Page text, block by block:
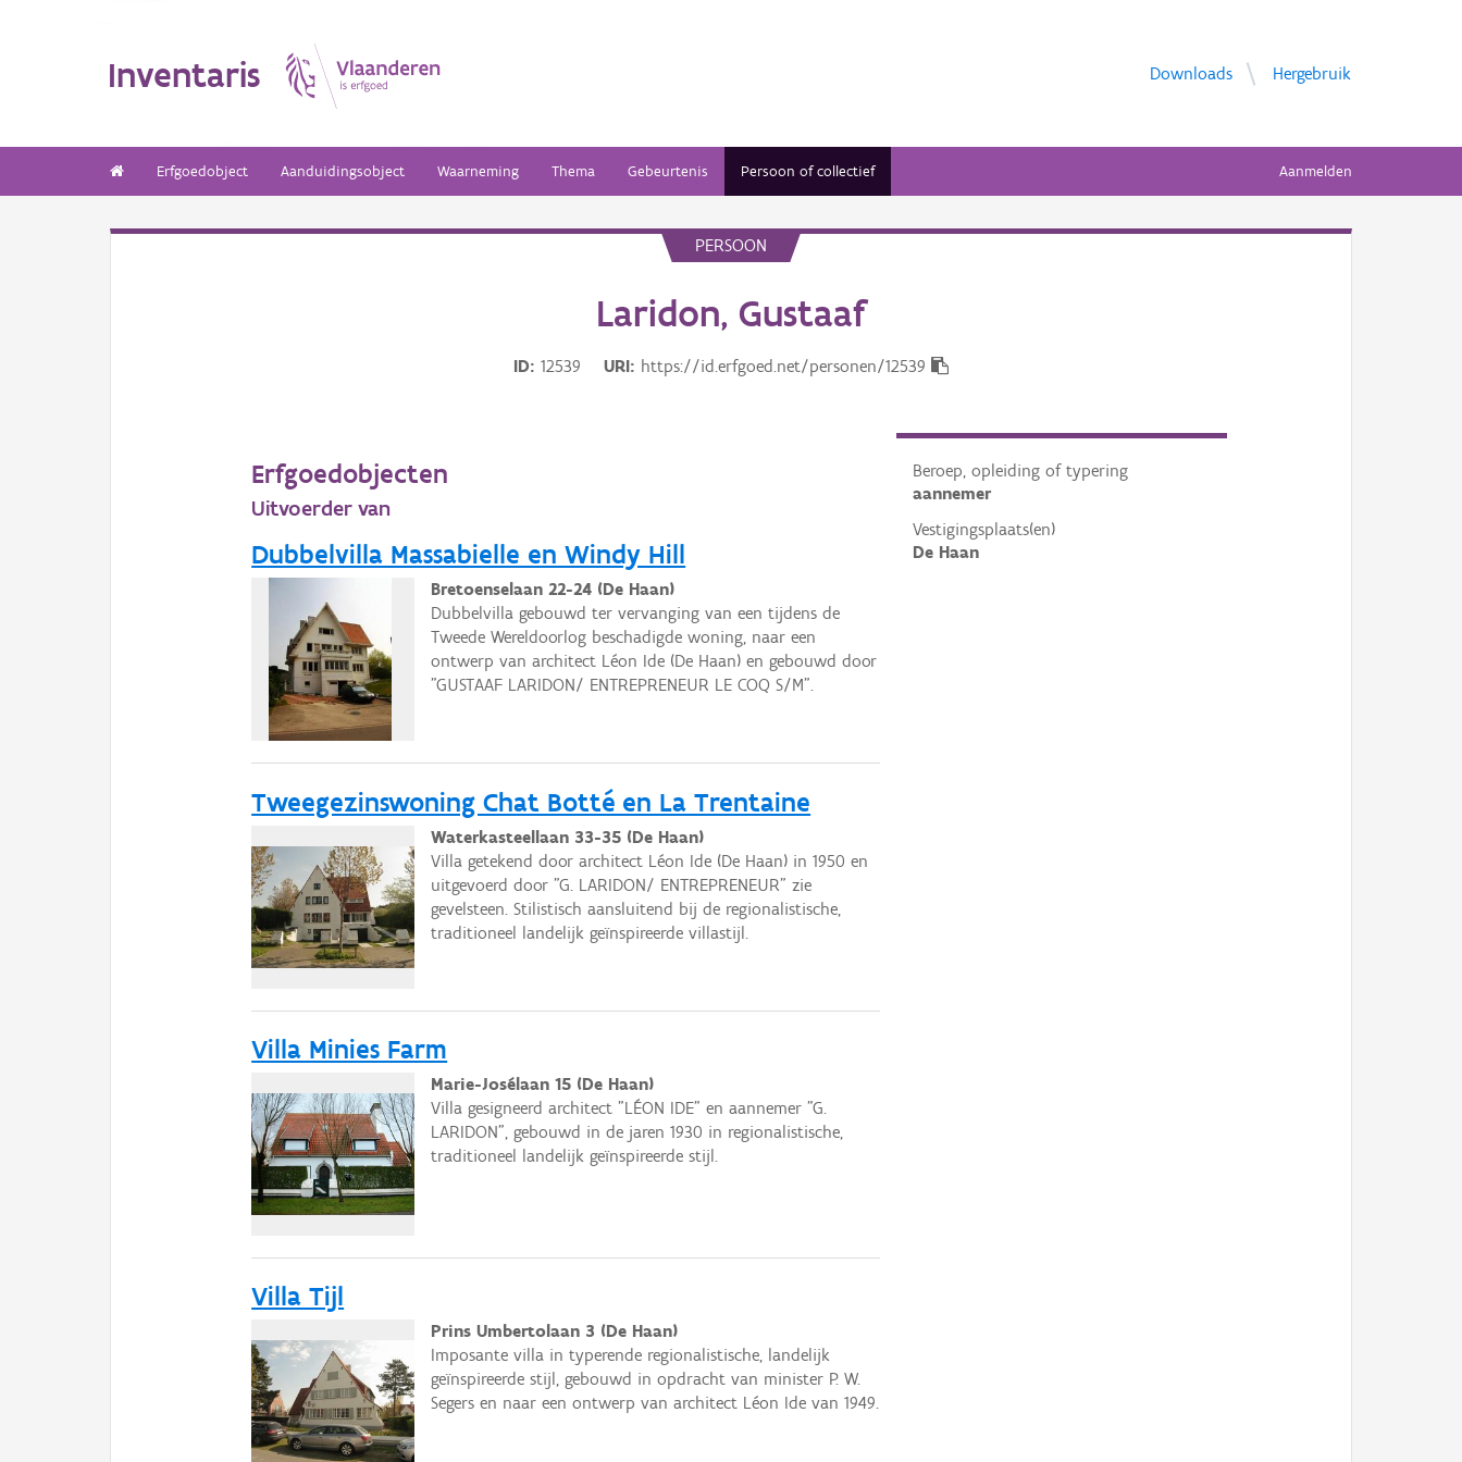
Inventaris Downloads Hergebruik
Erfgoedobject Aanduidingsobject Waarneming Thema Gebeurtenis Persoon of collectief Aanmelden
PERSOON
Laridon, Gustaaf
ID 12539 URI https://id.erfgoed.net/personen/12539
Beroep, opleiding of typering
aannemer
Vestigingsplaats(en)
De Haan
Erfgoedobjecten
Uitvoerder van
Dubbelvilla Massabielle en Windy Hill
Bretoenselaan 22-24 (De Haan)
Dubbelvilla gebouwd ter vervanging van een tijdens de
Tweede Wereldoorlog beschadigde woning, naar een
ontwerp van architect Léon Ide (De Haan) en gebouwd door
"GUSTAAF LARIDON/ ENTREPRENEUR LE COQ S/M".
Tweegezinswoning Chat Botté en La Trentaine
Waterkasteellaan 33-35 (De Haan)
Villa getekend door architect Léon Ide (De Haan) in 1950 en
uitgevoerd door "G. LARIDON/ ENTREPRENEUR" zie
gevelsteen. Stilistisch aansluitend bij de regionalistische,
traditioneel landelijk geïnspireerde villastijl.
Villa Minies Farm
Marie-Josélaan 15 (De Haan)
Villa gesigneerd architect "LÉON IDE" en aannemer "G.
LARIDON", gebouwd in de jaren 1930 in regionalistische,
traditioneel landelijk geïnspireerde stijl.
Villa Tijl
Prins Umbertolaan 3 (De Haan)
Imposante villa in typerende regionalistische, landelijk
geïnspireerde stijl, gebouwd in opdracht van minister P. W.
Segers en naar een ontwerp van architect Léon Ide van 1949.